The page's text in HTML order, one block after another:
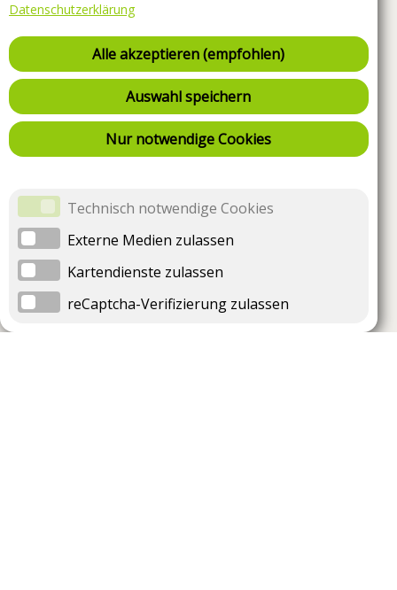
Datenschutzerklärung
Alle akzeptieren (empfohlen)
Auswahl speichern
Nur notwendige Cookies
Technisch notwendige Cookies
Externe Medien zulassen
Kartendienste zulassen
reCaptcha-Verifizierung zulassen